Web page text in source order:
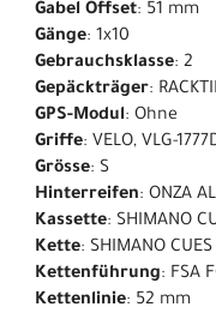
Gabel Offset: 51 mm
Gänge: 1x10
Gebrauchsklasse: 2
Gepäckträger:
GPS-Modul: Ohne
Griffe: VELO, VLG-
Grösse: S
Hinterreifen: ONZA
Kassette: SHIMANO
Kette: SHIMANO
Kettenführung: FSA
Kettenlinie: 52 mm